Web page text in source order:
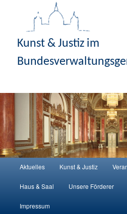
Kunst & Justiz im
Zum Inhalt wechseln
Zum sekundären Inhalt wechseln
Aktuelles Kunst & Justiz
Haus & Saal Unsere Förderer
Impressum